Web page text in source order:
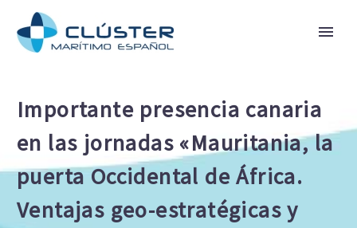
Importante presencia canaria
en las jornadas «Mauritania, la
puerta Occidental de África.
Ventajas geo-estratégicas y